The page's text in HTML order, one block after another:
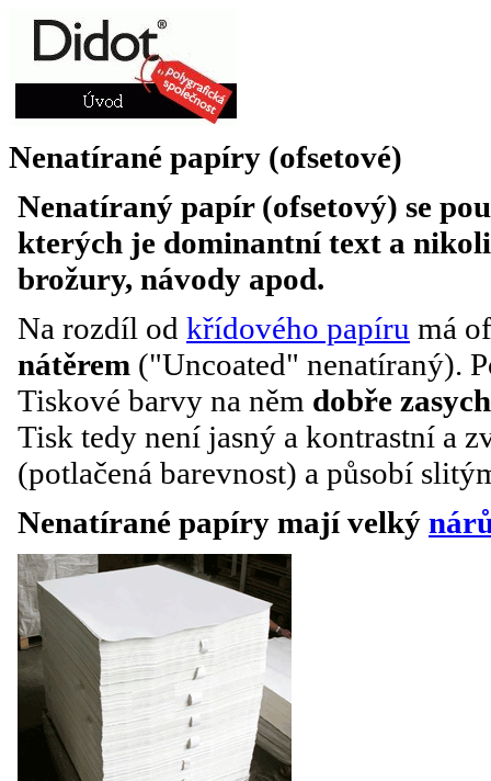
Nenatírané papíry (ofsetové)
Nenatíraný papír (ofsetový) se
kterých je dominantní text a
brožury, návody apod.
Na rozdíl od křídového papíru má
nátěrem ("Uncoated" nenatíraný).
Tiskové barvy na něm dobře
Tisk tedy není jasný a kontrastní a
(potlačená barevnost) a působí
Nenatírané papíry mají velký